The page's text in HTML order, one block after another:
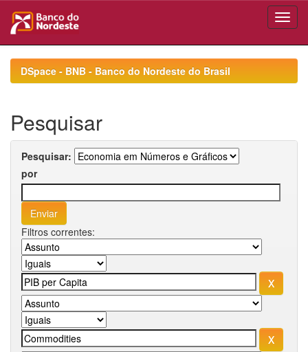
navigationDSpace - BNB - Banco do Nordeste do Brasil
Pesquisar
Pesquisar:
por
Filtros correntes: